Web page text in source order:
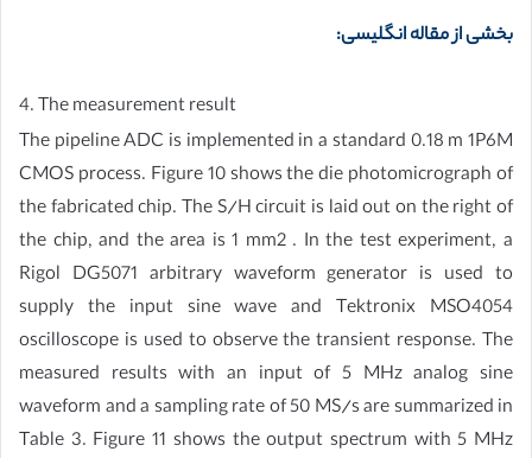
بخشی از مقاله انگلیسی:
4. The measurement result
The pipeline ADC is implemented in a standard 0.18 m 1P6M
CMOS process. Figure 10 shows the die photomicrograph of
the fabricated chip. The S/H circuit is laid out on the right of
the chip, and the area is 1 mm2 . In the test experiment, a
Rigol DG5071 arbitrary waveform generator is used to
supply the input sine wave and Tektronix MSO4054
oscilloscope is used to observe the transient response. The
measured results with an input of 5 MHz analog sine
waveform and a sampling rate of 50 MS/s are summarized in
Table 3. Figure 11 shows the output spectrum with 5 MHz